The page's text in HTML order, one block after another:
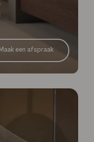
een afspraak